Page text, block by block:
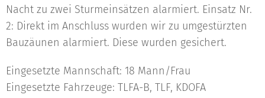
Nacht zu zwei Sturmeinsätzen alarmiert. Einsatz Nr.
2: Direkt im Anschluss wurden wir zu umgestürzten
Bauzäunen alarmiert. Diese wurden gesichert.
Eingesetzte Mannschaft: 18 Mann/Frau
Eingesetzte Fahrzeuge: TLFA-B, TLF, KDOFA